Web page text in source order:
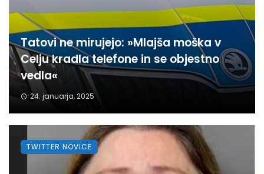
Tatovi ne mirujejo: »Mlajša moška v
Celju kradla telefone in se objestno
vedla«
24. januarja, 2025
TWITTER NOVICE